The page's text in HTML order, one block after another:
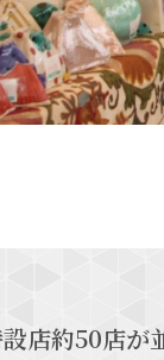
店約50店が